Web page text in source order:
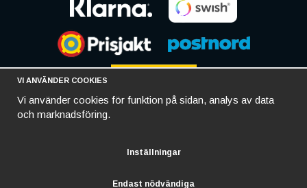
VI ANVÄNDER COOKIES
Vi använder cookies för funktion på sidan, analys av data
och marknadsföring.
Inställningar
Endast nödvändiga